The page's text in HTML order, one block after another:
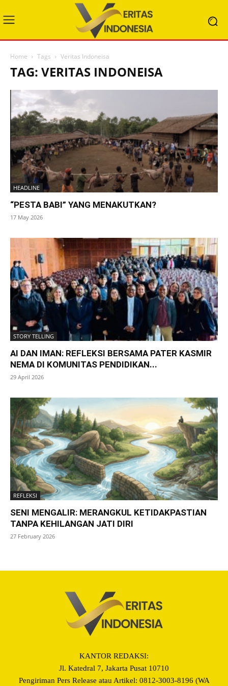
Home Tags Veritas Indoneisa
TAG: VERITAS INDONEISA
HEADLINE
“PESTA BABI” YANG MENAKUTKAN?
17 May 2026
STORY TELLING
AI DAN IMAN: REFLEKSI BERSAMA PATER KASMIR
NEMA DI KOMUNITAS PENDIDIKAN...
29 April 2026
REFLEKSI
SENI MENGALIR: MERANGKUL KETIDAKPASTIAN
TANPA KEHILANGAN JATI DIRI
27 February 2026
KANTOR REDAKSI:
Jl. Katedral 7, Jakarta Pusat 10710
Pengiriman Pers Release atau Artikel: 0812-3003-8196 (WA